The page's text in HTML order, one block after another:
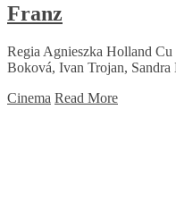
Franz
Regia Agnieszka Holland Cu
Boková, Ivan Trojan, Sandra
Cinema Read More